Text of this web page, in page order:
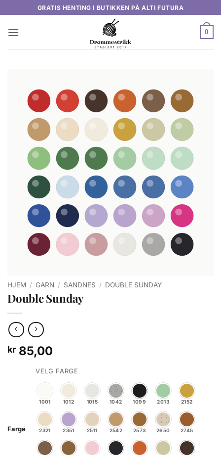
content
GRATIS HENTING I BUTIKKEN PÅ ALTI FUTURA
0
HJEM / GARN / SANDNES / DOUBLE SUNDAY
Double Sunday
kr 85,00
Farge
VELG FARGE
1001 1012 1015 1042 1099 2013 2152
2321 2351 2511 2542 2573 2650 2745